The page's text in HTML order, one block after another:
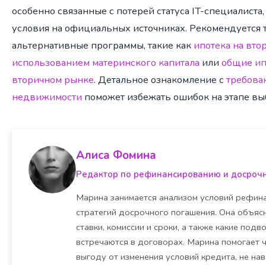
особенно связанные с потерей статуса IT-
условия на официальных источниках. Рекомендуется
альтернативные программы, такие как ипотека на
использованием материнского капитала или общие
вторичном рынке. Детальное ознакомление с
недвижимости поможет избежать ошибок на этапе
Алиса Фомина
Редактор по рефинансированию и
Марина занимается анализом условий
стратегий досрочного погашения. Она
ставки, комиссии и сроки, а также какие
встречаются в договорах. Марина помогает
выгоду от изменения условий кредита, не